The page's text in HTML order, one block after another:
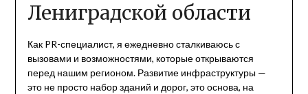
Лениградской области
Как PR-специалист, я ежедневно сталкиваюсь с
вызовами и возможностями, которые открываются
перед нашим регионом. Развитие инфраструктуры —
это не просто набор зданий и дорог, это основа, на